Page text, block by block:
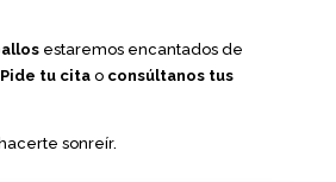
estaremos encantados de
Pide tu citao consúltanos tus
sonreír.